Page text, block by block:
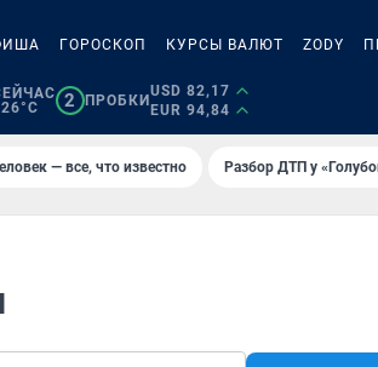
ГОРОСКОП КУРСЫ ВАЛЮТ ZODY
2 ПРОБКИ
USD 82,17
EUR 94,84
— все, что известно Разбор ДТП у